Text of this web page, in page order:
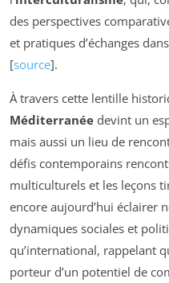
des perspectives
et pratiques d’échanges
[source].
À travers cette lentille
Méditerranée devint un
mais aussi un lieu de
défis contemporains
multiculturels et les leçons
encore aujourd’hui éclairer
dynamiques sociales et
qu’international, rappelant
porteur d’un potentiel de